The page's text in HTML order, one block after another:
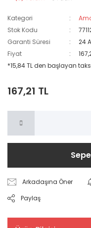
Kategori
Stok Kodu
Garanti Süresi
24
Fiyat
*15,84 TL den başlayan
167,21 TL
Arkadaşına Öner
Paylaş